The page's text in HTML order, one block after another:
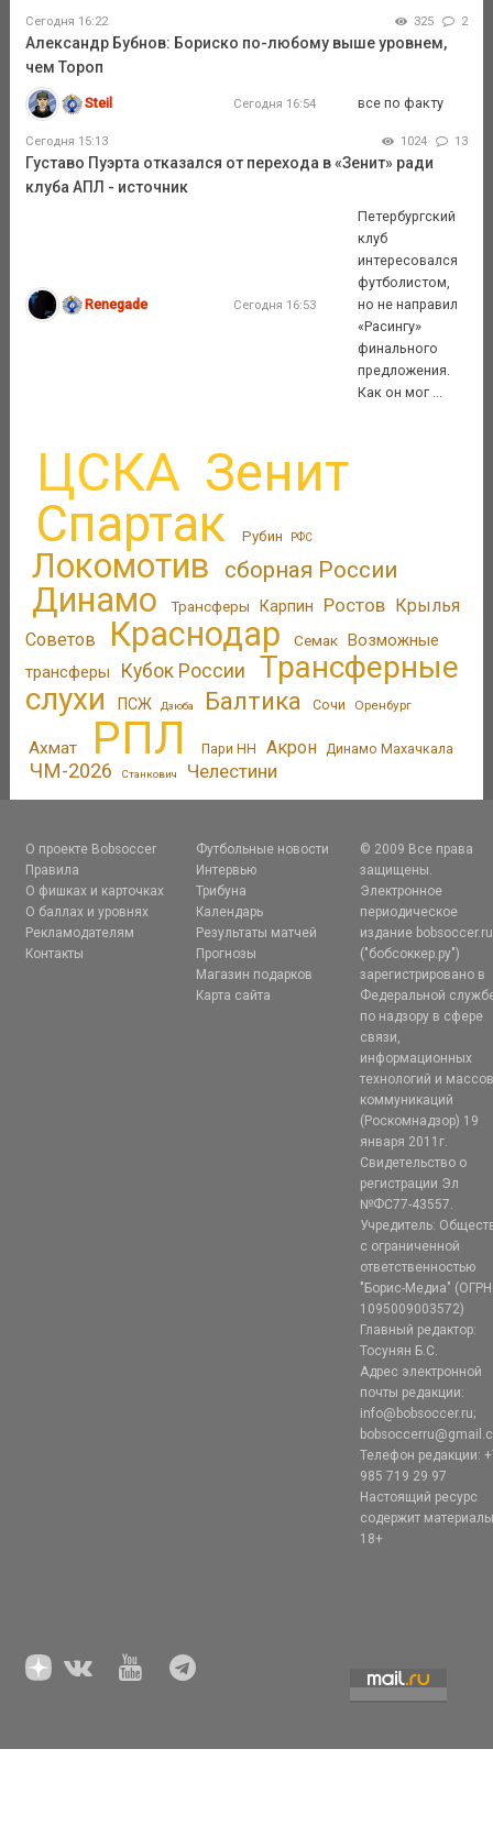
Сегодня 16:22 325 2
Александр Бубнов: Бориско по-любому выше уровнем,
чем Тороп
Steil Сегодня 16:54 все по факту
Сегодня 15:13 1024 13
Густаво Пуэрта отказался от перехода в «Зенит» ради
клуба АПЛ - источник
Renegade Сегодня 16:53
Петербургский
клуб
интересовался
футболистом,
но не направил
«Расингу»
финального
предложения.
Как он мог ...
ЦСКА Зенит
Спартак Рубин РФС
Локомотив сборная России
Динамо Трансферы Карпин Ростов Крылья
Советов
Краснодар Семак Возможные
трансферы
Кубок России
Трансферные
слухи
ПСЖ Дзюба Балтика Сочи Оренбург
Ахмат РПЛ Пари НН Акрон Динамо Махачкала
ЧМ-2026 Станкович Челестини
О проекте Bobsoccer
Правила
О фишках и карточках
О баллах и уровнях
Рекламодателям
Контакты
Футбольные новости
Интервью
Трибуна
Календарь
Результаты матчей
Прогнозы
Магазин подарков
Карта сайта
© 2009 Все права
защищены.
Электронное
периодическое
издание bobsoccer.ru
("бобсоккер.ру")
зарегистрировано в
Федеральной
по надзору в сфере
связи,
информационных
технологий и
коммуникаций
(Роскомнадзор) 19
января 2011г.
Свидетельство о
регистрации Эл
№ФС77-43557.
Учредитель:
с ограниченной
ответственностью
"Борис-Медиа" (ОГРН
1095009003572)
Главный редактор:
Тосунян Б.С.
Адрес электронной
почты редакции:
info@bobsoccer.ru;
Телефон редакции:
985 719 29 97
Настоящий ресурс
содержит
18+